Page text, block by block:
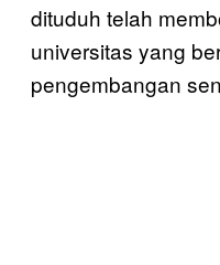
dituduh telah
universitas yang
pengembangan